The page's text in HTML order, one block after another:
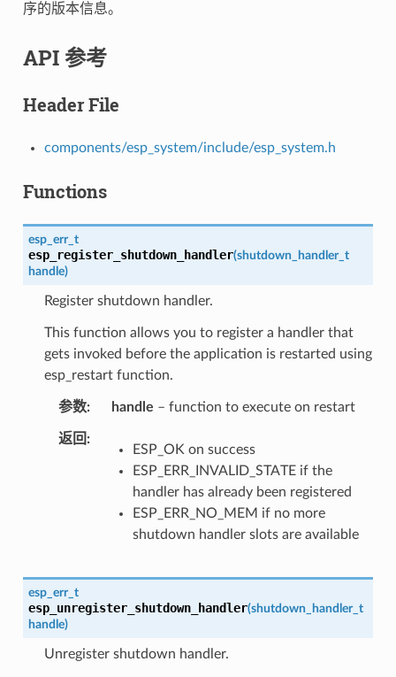
序的版本信息。
API 参考
Header File
components/esp_system/include/esp_system.h
Functions
esp_err_t
esp_register_shutdown_handler(shutdown_handler_t
handle)
Register shutdown handler.
This function allows you to register a handler that
gets invoked before the application is restarted using
esp_restart function.
参数 handle – function to execute on restart
返回
ESP_OK on success
ESP_ERR_INVALID_STATE if the
handler has already been registered
ESP_ERR_NO_MEM if no more
shutdown handler slots are available
esp_err_t
esp_unregister_shutdown_handler(shutdown_handler_t
handle)
Unregister shutdown handler.